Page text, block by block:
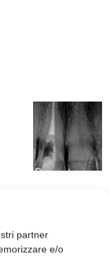
partner
e/o